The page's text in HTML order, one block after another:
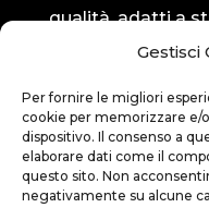
Gestisci
Per fornire le migliori
cookie per memorizzare e/
dispositivo. Il consenso a
elaborare dati come il
questo sito. Non
negativamente su alcune
qualità, adatti a
 Bluedit su
Bluedit su